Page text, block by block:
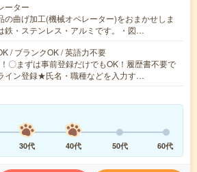
ーター
の曲げ加工(機械オペレーター)をおまかせしま
鉄・ステンレス・アルミです。・図…
/ ブランクOK / 英語力不要
〇まずは事前登録だけでもOK！履歴書不要で
イン登録★氏名・職種などを入力す…
30代 40代 50代 60代